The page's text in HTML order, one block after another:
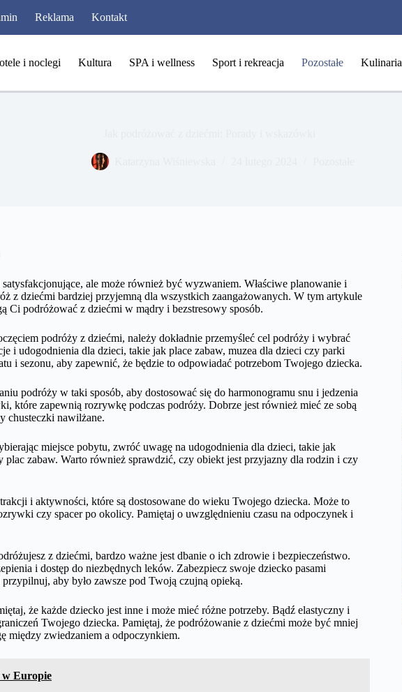
Reklama Kontakt
i noclegi Kultura SPA i wellness Sport i rekreacja Pozostałe Kulinaria
ale może również być wyzwaniem. Właściwe planowanie i
z dziećmi bardziej przyjemną dla wszystkich zaangażowanych. W tym artykule
Ci podróżować z dziećmi w mądry i bezstresowy sposób.
podróży z dziećmi, należy dokładnie przemyśleć cel podróży i wybrać
i udogodnienia dla dzieci, takie jak place zabaw, muzea dla dzieci czy parki
i sezonu, aby zapewnić, że będzie to odpowiadać potrzebom Twojego dziecka.
podróży w taki sposób, aby dostosować się do harmonogramu snu i jedzenia
które zapewnią rozrywkę podczas podróży. Dobrze jest również mieć ze sobą
chusteczki nawilżane.
miejsce pobytu, zwróć uwagę na udogodnienia dla dzieci, takie jak
plac zabaw. Warto również sprawdzić, czy obiekt jest przyjazny dla rodzin i czy
i aktywności, które są dostosowane do wieku Twojego dziecka. Może to
czy spacer po okolicy. Pamiętaj o uwzględnieniu czasu na odpoczynek i
z dziećmi, bardzo ważne jest dbanie o ich zdrowie i bezpieczeństwo.
i dostęp do niezbędnych leków. Zabezpiecz swoje dziecko pasami
aby było zawsze pod Twoją czujną opieką.
że każde dziecko jest inne i może mieć różne potrzeby. Bądź elastyczny i
Twojego dziecka. Pamiętaj, że podróżowanie z dziećmi może być mniej
między zwiedzaniem a odpoczynkiem.
w Europie